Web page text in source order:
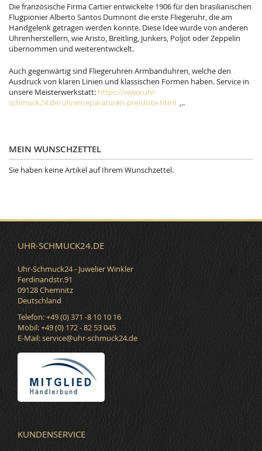
Die französische Firma Cartier entwickelte 1906 für den brasilianischen
Flugpionier Alberto Santos Dumnont die erste Fliegeruhr, die am
Handgelenk getragen werden konnte. Diese Idee wurde von anderen
Uhrenherstellern, wie Aristo, Breitling, Junkers, Poljot oder Zeppelin
übernommen und weiterentwickelt.
Auch gegenwärtig sind Fliegeruhren Armbanduhren, welche den
Ausdruck von klaren Linien und klassischen Formen haben. Service in
unsere Meisterwerkstatt: https://www.uhr-
schmuck24.de/uhrenreparaturen-preisliste.html ,..
MEIN WUNSCHZETTEL
Sie haben keine Artikel auf Ihrem Wunschzettel.
UHR-SCHMUCK24.DE
Uhr-Schmuck24 - Juwelier Winkler
Ferdinandstr.91
09128 Chemnitz
Deutschland
Telefon: +49 (0) 371 -8 10 10 16
Mobil: +49 (0) 172 - 82 53 045
E-Mail:service@uhr-schmuck24.de
KUNDENSERVICE